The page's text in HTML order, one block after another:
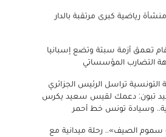
رياضية كبرى مرتقبة بالدار
تعمق أزمة سبتة وتضع إسبانيا
التضارب المؤسساتي
التونسية تراسل الرئيس الجزائري
تبون: دعمك لقيس سعيد يكرس
وسيادة تونس خط أحمر
سموم الصيف».. رحلة ميدانية مع